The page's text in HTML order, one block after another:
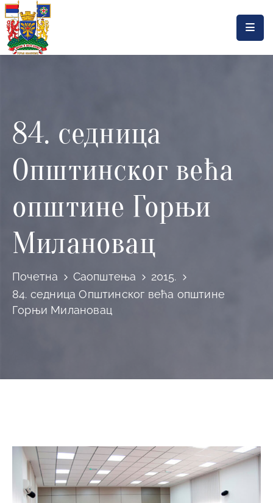
Насловна
Општинска
управа
Актуелности
Горњи
Милановац
84. седница
Општинског већа
општине Горњи
Милановац
Почетна Саопштења
2015.
84. седница Општинског већа општине
Горњи Милановац